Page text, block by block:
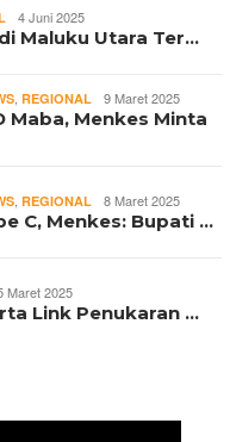
4 Juni 2025
Maluku Utara Ter…
REGIONAL 9 Maret 2025
Maba, Menkes Minta
REGIONAL 8 Maret 2025
C, Menkes: Bupati …
Maret 2025
Link Penukaran …